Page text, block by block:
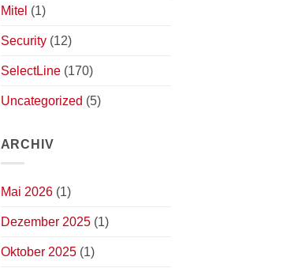
Mitel (1)
Security(12)
SelectLine(170)
Uncategorized (5)
ARCHIV
Mai 2026(1)
Dezember 2025(1)
Oktober 2025(1)